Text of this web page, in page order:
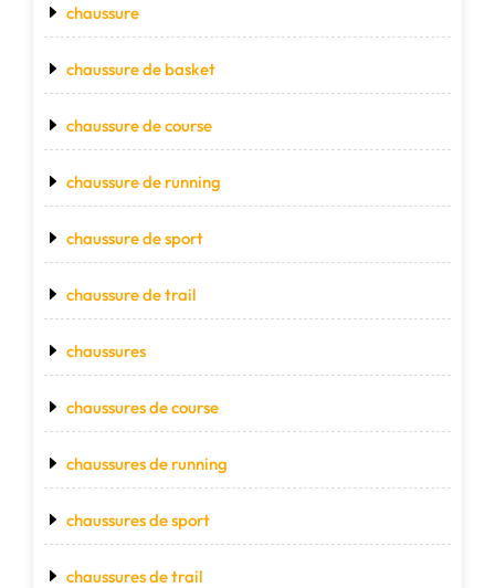
chaussure
chaussure de basket
chaussure de course
chaussure de running
chaussure de sport
chaussure de trail
chaussures
chaussures de course
chaussures de running
chaussures de sport
chaussures de trail